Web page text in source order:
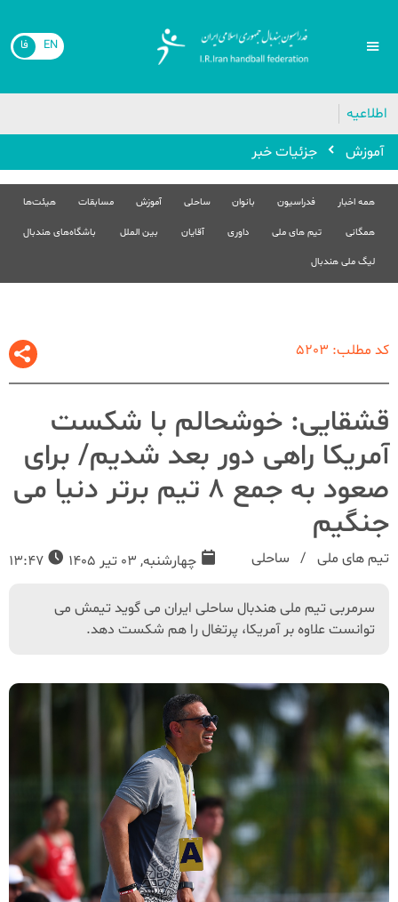
EN فا
اطلاعیه
🔴
آموزش
جزئیات خبر
همه اخبار فدراسیون بانوان ساحلی آموزش مسابقات هیئت‌ها
همگانی تیم های ملی داوری آقایان بین الملل باشگاه‌های هندبال
لیگ ملی هندبال
کد مطلب: 5203
قشقایی: خوشحالم با شکست
آمریکا راهی دور بعد شدیم/ برای
صعود به جمع 8 تیم برتر دنیا می
جنگیم
تیم های ملی ساحلی چهارشنبه, 03 تیر 1405
سرمربی تیم ملی هندبال ساحلی ایران می گوید تیمش می
توانست علاوه بر آمریکا، پرتغال را هم شکست دهد.